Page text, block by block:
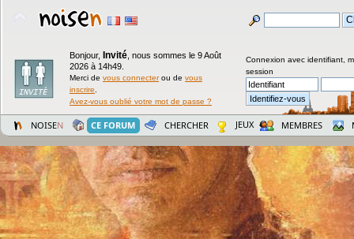
Bonjour, Invité nous sommes le 9 Août
2026 à 14h49.
Merci de vous connecterou de vous
inscrire
Avez-vous oublié votre mot de passe ?
Connexion avec identifiant,
session
NOISEN CE FORUM CHERCHER JEUX MEMBRES